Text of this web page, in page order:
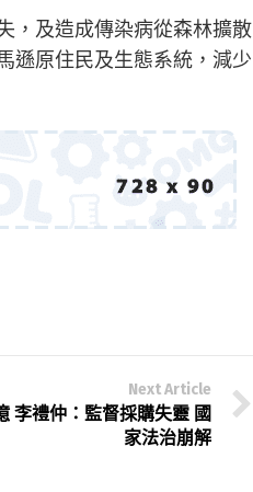
，及造成傳染病從森林擴散
遜原住民及生態系統，減少
Next Article
李禮仲：監督採購失靈 國
家法治崩解